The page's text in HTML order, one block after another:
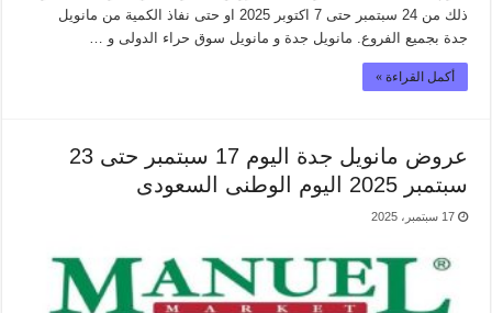
ذلك من 24 سبتمبر حتى 7 اكتوبر 2025 او حتى نفاذ الكمية من مانويل
جدة بجميع الفروع. مانويل جدة و مانويل سوق حراء الدولى و …
أكمل القراءة »
عروض مانويل جدة اليوم 17 سبتمبر حتى 23
سبتمبر 2025 اليوم الوطنى السعودى
17 سبتمبر، 2025